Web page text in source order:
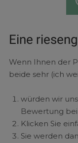
Eine
Wenn Ihnen der
beide sehr (ich
würden wir
Bewertung bei
Klicken Sie
Sie werden